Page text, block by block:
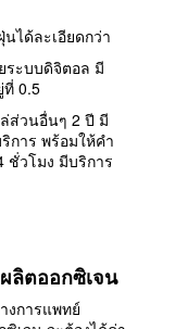
ได้ละเอียดกว่า
ระบบดิจิตอล มี
ที่ 0.5
ส่วนอื่นๆ 2 ปี มี
การ พร้อมให้คำ
ชั่วโมง มีบริการ
ลิตออกซิเจน
งการแพทย์